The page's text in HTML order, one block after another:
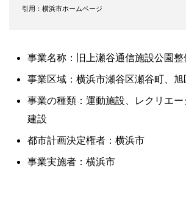
引用：横浜市ホームページ
事業名称：旧上瀬谷通信施設公園整
事業区域：横浜市瀬谷区瀬谷町、
事業の種類：運動施設、レクリエ
建設
都市計画決定権者：横浜市
事業実施者：横浜市